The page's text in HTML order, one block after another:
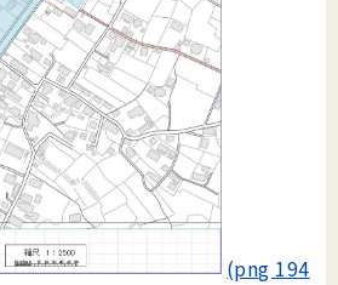
(png 194